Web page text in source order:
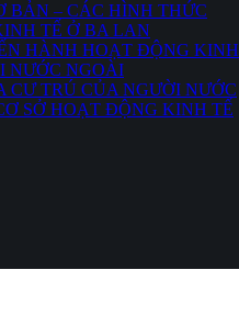
BẢN – CÁC HÌNH THỨC
TẾ Ở BA LAN
HÀNH HOẠT ĐỘNG KINH
NƯỚC NGOÀI
CƯ TRÚ CỦA NGƯỜI NƯỚC
SỞ HOẠT ĐỘNG KINH TẾ